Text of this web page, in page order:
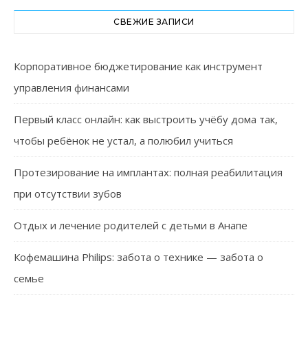
СВЕЖИЕ ЗАПИСИ
Корпоративное бюджетирование как инструмент
управления финансами
Первый класс онлайн: как выстроить учёбу дома так,
чтобы ребёнок не устал, а полюбил учиться
Протезирование на имплантах: полная реабилитация
при отсутствии зубов
Отдых и лечение родителей с детьми в Анапе
Кофемашина Philips: забота о технике — забота о
семье